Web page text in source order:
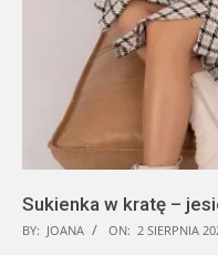
Sukienka w kratę –
BY: JOANA ON: 2 SIERPNIA